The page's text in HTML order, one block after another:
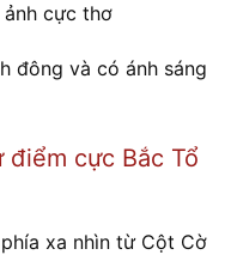
cực thơ
đông và có ánh sáng
cực Bắc Tổ
xa nhìn từ Cột Cờ